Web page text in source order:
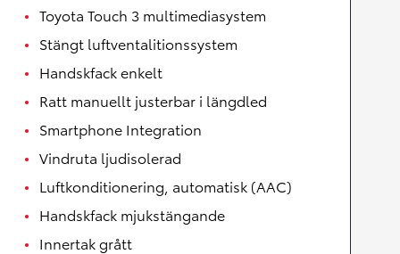
Toyota Touch 3 multimediasystem
Stängt luftventalitionssystem
Handskfack enkelt
Ratt manuellt justerbar i längdled
Smartphone Integration
Vindruta ljudisolerad
Luftkonditionering, automatisk (AAC)
Handskfack mjukstängande
Innertak grått